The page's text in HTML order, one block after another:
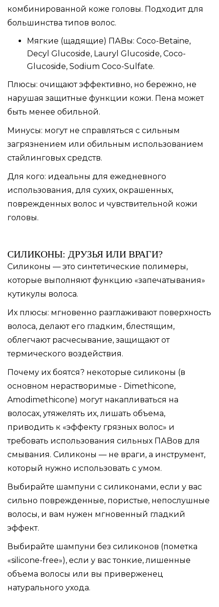
комбинированной коже головы. Подходит для
большинства типов волос.
Мягкие (щадящие) ПАВы: Coco-Betaine,
Decyl Glucoside, Lauryl Glucoside, Coco-
Glucoside, Sodium Coco-Sulfate.
Плюсы: очищают эффективно, но бережно, не
нарушая защитные функции кожи. Пена может
быть менее обильной.
Минусы: могут не справляться с сильным
загрязнением или обильным использованием
стайлинговых средств.
Для кого: идеальны для ежедневного
использования, для сухих, окрашенных,
поврежденных волос и чувствительной кожи
головы.
СИЛИКОНЫ: ДРУЗЬЯ ИЛИ ВРАГИ?
Силиконы — это синтетические полимеры,
которые выполняют функцию «запечатывания»
кутикулы волоса.
Их плюсы: мгновенно разглаживают поверхность
волоса, делают его гладким, блестящим,
облегчают расчесывание, защищают от
термического воздействия.
Почему их боятся? некоторые силиконы (в
основном нерастворимые - Dimethicone,
Amodimethicone) могут накапливаться на
волосах, утяжелять их, лишать объема,
приводить к «эффекту грязных волос» и
требовать использования сильных ПАВов для
смывания. Cиликоны — не враги, а инструмент,
который нужно использовать с умом.
Выбирайте шампуни с силиконами, если у вас
сильно поврежденные, пористые, непослушные
волосы, и вам нужен мгновенный гладкий
эффект.
Выбирайте шампуни без силиконов (пометка
«silicone-free»), если у вас тонкие, лишенные
объема волосы или вы приверженец
натурального ухода.